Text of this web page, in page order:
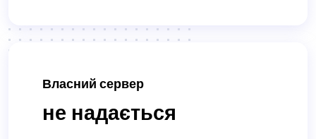
Власний сервер
не надається